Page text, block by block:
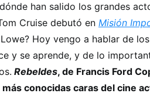
han salido los grandes
Cruise debutó en Misión
Hoy vengo a hablar de
y se aprende, y de lo
Rebeldes, de Francis Ford
conocidas caras del cine